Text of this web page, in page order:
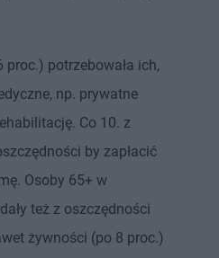
potrzebowała ich,
np. prywatne
Co 10. z
by zapłacić
Osoby 65+ w
też z oszczędności
żywności (po 8 proc.)